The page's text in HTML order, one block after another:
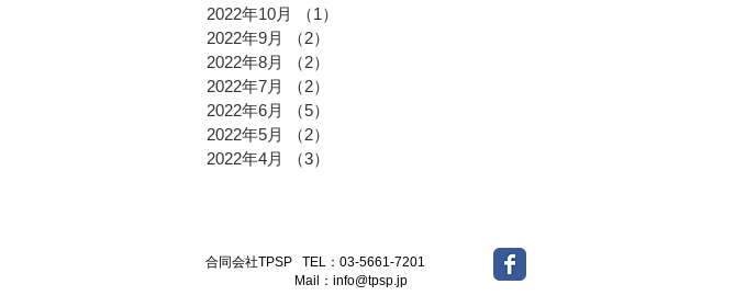
2022年10月
（1）
2022年9月
（2）
2022年8月
（2）
2022年7月
（2）
2022年6月
（5）
2022年5月
（2）
2022年4月
（3）
合同会社TPSP TEL：03-5661-7201
Mail： info@tpsp.jp